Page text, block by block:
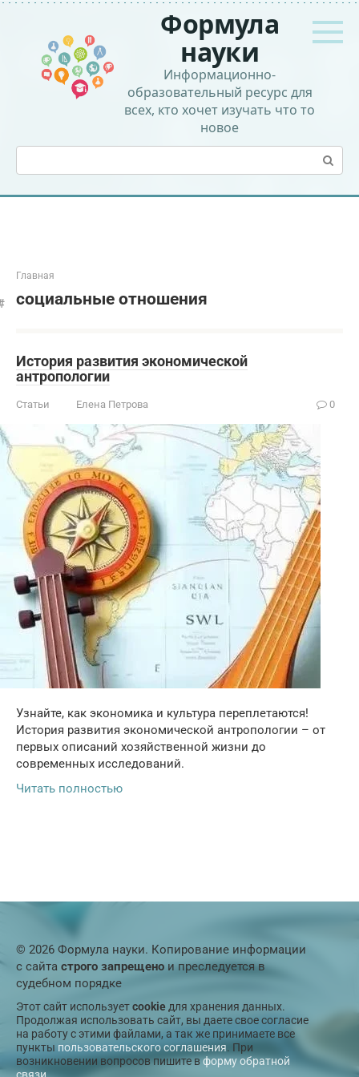
Перейти
контенту
Формула
науки
Информационно-
образовательный ресурс для
всех, кто хочет изучать что то
новое
Поиск:
Главная
социальные отношения
История развития экономической
антропологии
Статьи Елена Петрова 0
Узнайте, как экономика и культура переплетаются!
История развития экономической антропологии – от
первых описаний хозяйственной жизни до
современных исследований.
Читать полностью
© 2026 Формула науки. Копирование информации
с сайта строго запрещено и преследуется в
судебном порядке
Этот сайт используетcookie для хранения данных.
Продолжая использовать сайт, вы даете свое согласие
на работу с этими файлами, а так же принимаете все
пункты пользовательского соглашения. При
возникновении вопросов пишите вформу обратной